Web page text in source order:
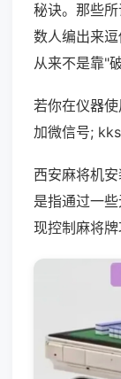
秘诀。那些
数人编出来
从来不是靠"
若你在仪器
加微信号;
西安麻将机
是指通过一
现控制麻将牌